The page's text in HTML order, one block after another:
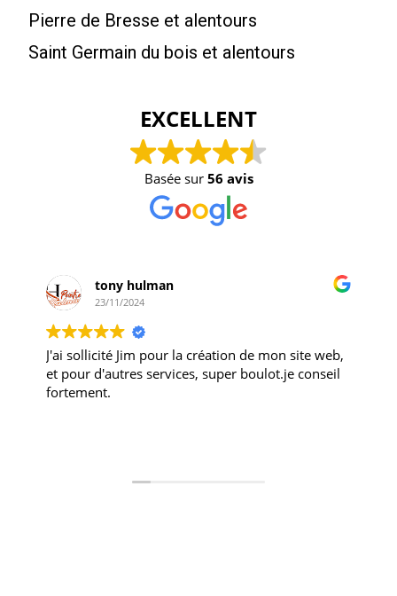
Pierre de Bresse et alentours
Saint Germain du bois et alentours
EXCELLENT
Basée sur 56 avis
tony hulman
23/11/2024
J'ai sollicité Jim pour la création de mon site web,
et pour d'autres services, super boulot.je conseil
fortement.